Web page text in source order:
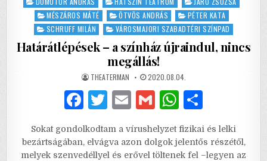
MÉSZÁROS MÁTÉ
ÖTVÖS ANDRÁS
PÉTER KATA
SCHRUFF MILÁN
VÁROSMAJORI SZABADTÉRI SZÍNPAD
Határátlépések – a színház újraindul, nincs
megállás!
AUTHOR:
THEATERMAN PUBLISHED
DATE:
2020.08.04.
F
c
T
it
E
ai
G
ai
W
at ar
Sokat gondolkodtam a vírushelyzet fizikai és lelki
bezártságában, elvágva azon dolgok jelentős részétől,
melyek szenvedéllyel és erővel töltenek fel –legyen az